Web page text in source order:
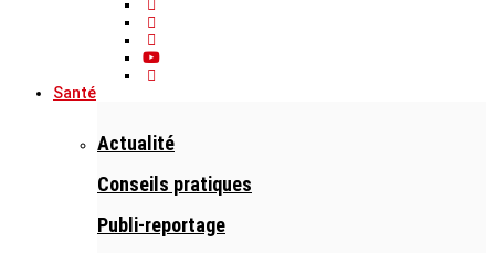
Santé
Actualité
Conseils pratiques
Publi-reportage